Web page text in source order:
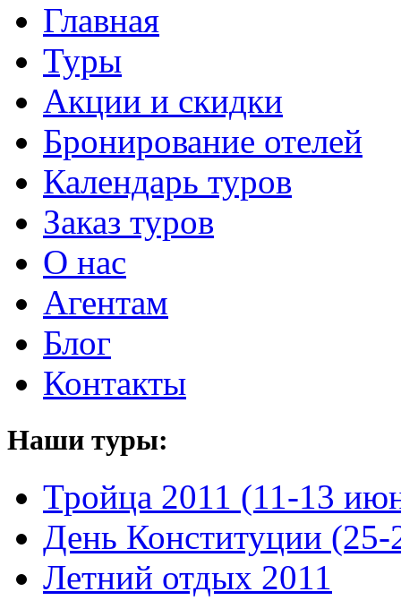
Главная
Туры
Акции и скидки
Бронирование отелей
Календарь туров
Заказ туров
О нас
Агентам
Блог
Контакты
Наши туры:
Тройца 2011 (11-13
День Конституции
Летний отдых 2011